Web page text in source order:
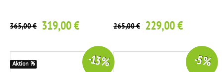
365,00 € 319,00 € 265,00 € 229,00 €
-13 %
Aktion % -5 %